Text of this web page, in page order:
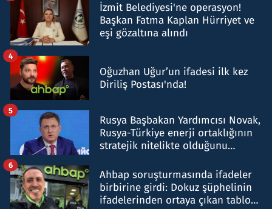
İzmit Belediyesi'ne operasyon!
Başkan Fatma Kaplan Hürriyet ve
eşi gözaltına alındı
Oğuzhan Uğur’un ifadesi ilk kez
Diriliş Postası'nda!
4
Rusya Başbakan Yardımcısı Novak,
Rusya-Türkiye enerji ortaklığının
stratejik nitelikte olduğunu
5
Ahbap soruşturmasında ifadeler
birbirine girdi: Dokuz şüphelinin
ifadelerinden ortaya çıkan tablo
6